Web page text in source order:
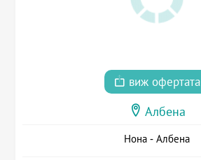
виж офертата
Албена
Нона - Албена